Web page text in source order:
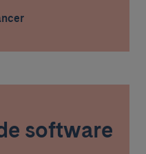
software